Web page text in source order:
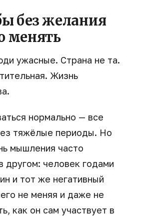
без желания
менять
ужасные. Страна не та.
Жизнь
нормально — все
тяжёлые периоды. Но
мышления часто
другом: человек годами
и тот же негативный
не меняя и даже не
как он сам участвует в